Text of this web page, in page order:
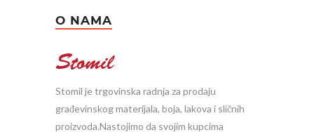
O NAMA
Stomil je trgovinska radnja za prodaju
građevinskog materijala, boja, lakova i sličnih
proizvoda.Nastojimo da svojim kupcima